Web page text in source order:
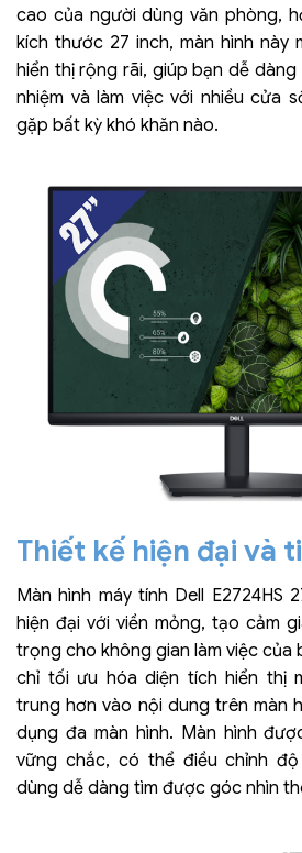
cao của người dùng văn phòng,
kích thước 27 inch, màn hình này
hiển thị rộng rãi, giúp bạn dễ
nhiệm và làm việc với nhiều cửa
gặp bất kỳ khó khăn nào.
Thiết kế hiện đại và
Màn hình máy tính Dell E2724HS
hiện đại với viền mỏng, tạo cảm
trọng cho không gian làm việc của
chỉ tối ưu hóa diện tích hiển thị
trung hơn vào nội dung trên màn
dụng đa màn hình. Màn hình
vững chắc, có thể điều chỉnh
dùng dễ dàng tìm được góc nhìn